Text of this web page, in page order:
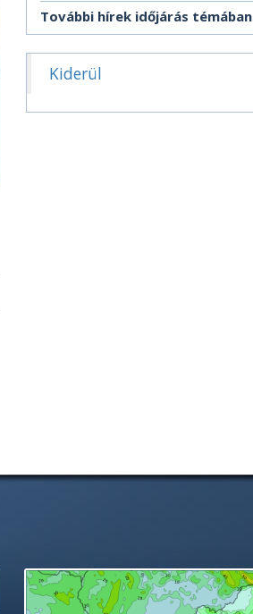
További hírek időjárás témában
Kiderül